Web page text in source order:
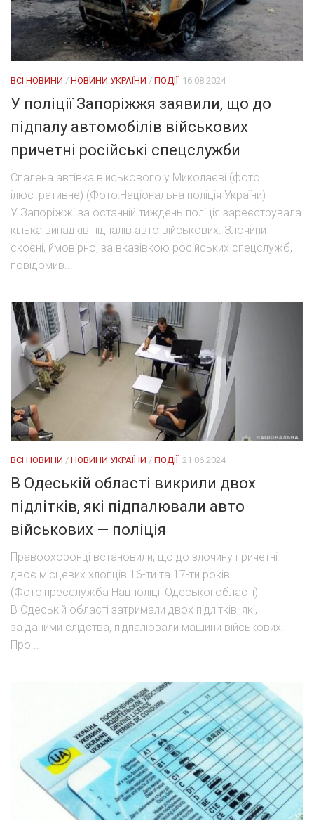
ВСІ НОВИНИ / НОВИНИ УКРАЇНИ / ПОДІЇ 16.08.2024
У поліції Запоріжжя заявили, що до
підпалу автомобілів військових
причетні російські спецслужби
Спалена автівка військового у Миколаєві (фото
ілюстративне) (Фото:Національна поліція України)
У Запоріжжі за останній тиждень поліція зареєструвала
кілька випадків підпалів авто військових. Злочини
скоєні, ймовірно, за вказівкою російських спецслужб,
повідомив...
ВСІ НОВИНИ / НОВИНИ УКРАЇНИ / ПОДІЇ 21.06.2024
В Одеській області викрили двох
підлітків, які підпалювали авто
військових — поліція
Правоохоронці встановили, що до злочину причетні
двоє місцевих хлопців 16-ти та 17-ти років
(Фото:пресслужба Нацполіції Одеської області)
В Одеській області затримали двох підлітків, які,
за даними слідства, підпалювали машини військових.
Про...